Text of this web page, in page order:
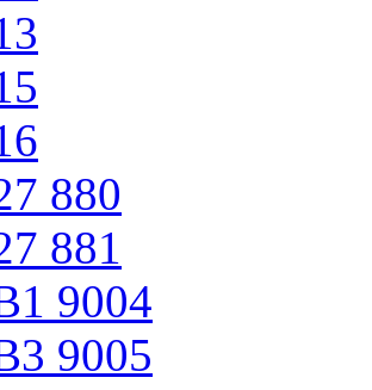
880
881
9004
9005